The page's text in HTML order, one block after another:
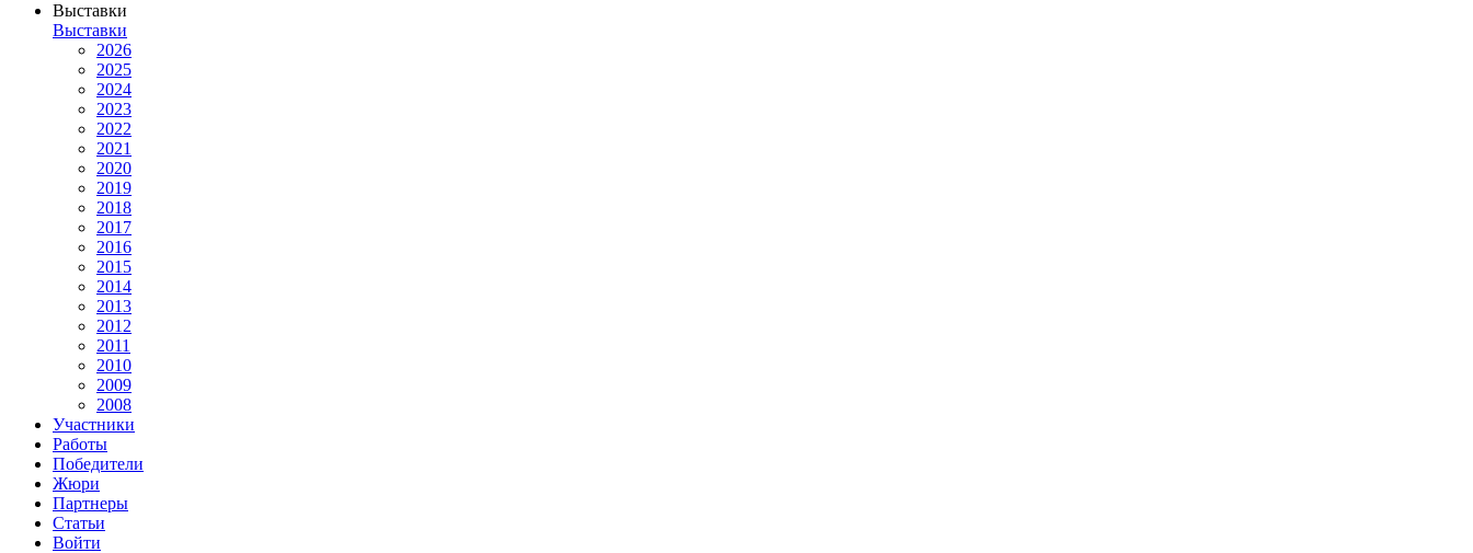
Выставки
Выставки
2026
2025
2024
2023
2022
2021
2020
2019
2018
2017
2016
2015
2014
2013
2012
2011
2010
2009
2008
Участники
Работы
Победители
Жюри
Партнеры
Статьи
Войти